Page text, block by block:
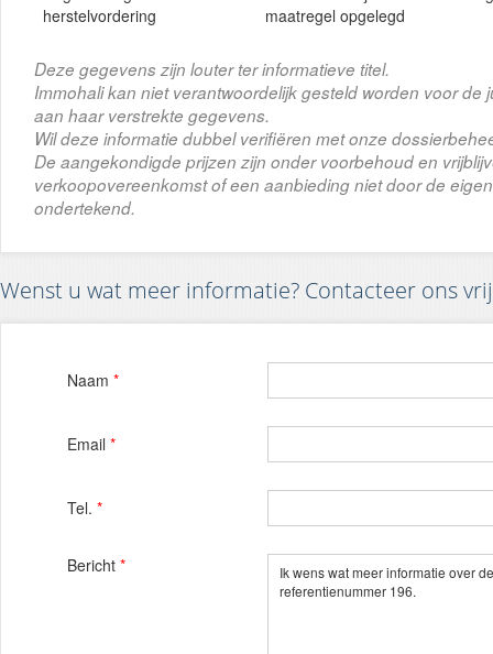
herstelvordering
maatregel opgelegd
Deze gegevens zijn louter ter informatieve titel.
Immohali kan niet verantwoordelijk gesteld worden voor de
aan haar verstrekte gegevens.
Wil deze informatie dubbel verifiëren met onze
De aangekondigde prijzen zijn onder voorbehoud en
verkoopovereenkomst of een aanbieding niet door de
ondertekend.
Wenst u wat meer informatie? Contacteer ons
Naam *
Email *
Tel. *
Bericht *